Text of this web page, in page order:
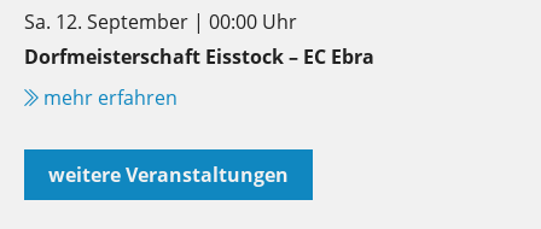
Sa. 12. September | 00:00 Uhr
Dorfmeisterschaft Eisstock – EC Ebra
mehr erfahren
weitere Veranstaltungen